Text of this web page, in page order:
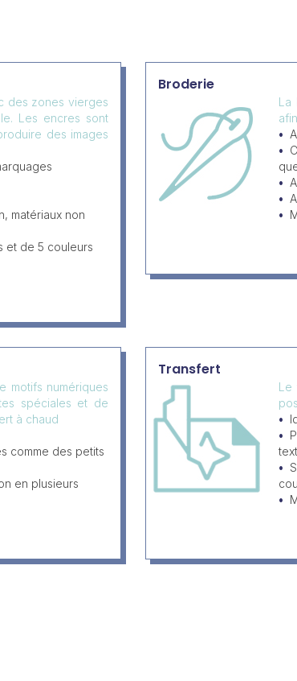
des zones vierges
Les encres sont
des images
matériaux non
et de 5 couleurs
Broderie
La
motifs numériques
spéciales et de
à chaud
comme des petits
en plusieurs
Transfert
Le